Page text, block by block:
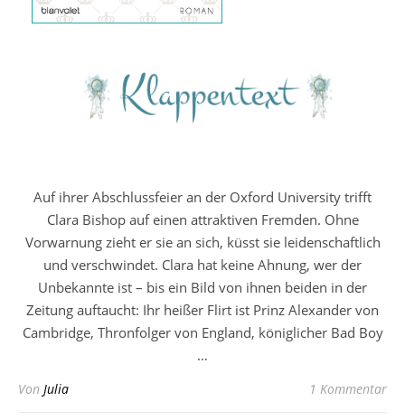
Auf ihrer Abschlussfeier an der Oxford University trifft
Clara Bishop auf einen attraktiven Fremden. Ohne
Vorwarnung zieht er sie an sich, küsst sie leidenschaftlich
und verschwindet. Clara hat keine Ahnung, wer der
Unbekannte ist – bis ein Bild von ihnen beiden in der
Zeitung auftaucht: Ihr heißer Flirt ist Prinz Alexander von
Cambridge, Thronfolger von England, königlicher Bad Boy
…
Von Julia 1 Kommentar